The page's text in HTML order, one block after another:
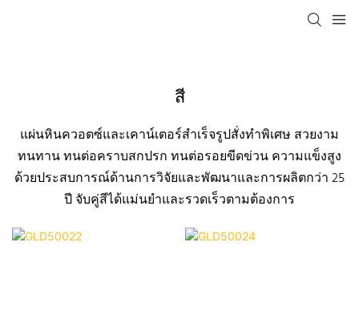
สี
แผ่นหินควอตซ์และเคาน์เตอร์สำเร็จรูปสั่งทำพิเศษ สวยงาม
ทนทาน ทนต่อคราบสกปรก ทนต่อรอยขีดข่วน ความแข็งสูง
ด้วยประสบการณ์ด้านการวิจัยและพัฒนาและการผลิตกว่า 25
ปี จับคู่สีได้แม่นยำและรวดเร็วตามต้องการ